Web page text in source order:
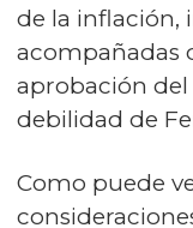
de la inflación,
acompañadas
aprobación
debilidad de
Como puede